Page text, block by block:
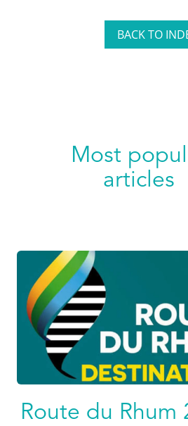
BACK TO
Most
articles
Route du Rhum